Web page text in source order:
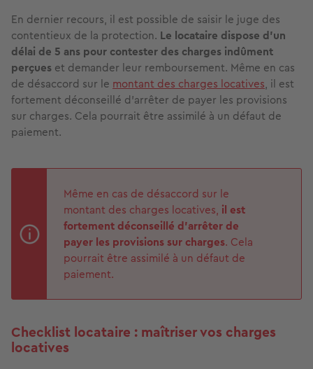
En dernier recours, il est possible de saisir le juge des
contentieux de la protection. Le locataire dispose d’un
délai de 5 ans pour contester des charges indûment
perçues et demander leur remboursement. Même en cas
de désaccord sur le montant des charges locatives, il est
fortement déconseillé d’arrêter de payer les provisions
sur charges. Cela pourrait être assimilé à un défaut de
paiement.
Même en cas de désaccord sur le
montant des charges locatives, il est
fortement déconseillé d’arrêter de
payer les provisions sur charges. Cela
pourrait être assimilé à un défaut de
paiement.
Checklist locataire : maîtriser vos charges
locatives